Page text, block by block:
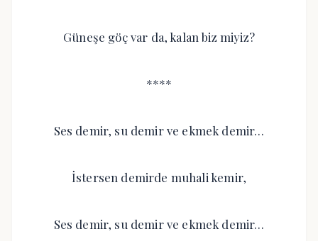
Güneşe göç var da, kalan biz miyiz?
****
Ses demir, su demir ve ekmek demir…
İstersen demirde muhali kemir,
Ses demir, su demir ve ekmek demir…